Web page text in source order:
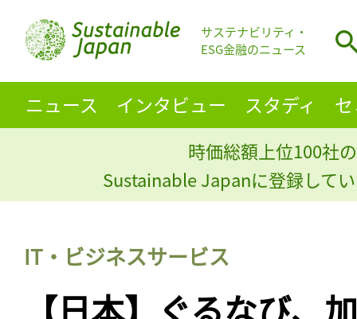
サステナビリティ・
ESG金融のニュース
ニュース インタビュー スタディ
時価総額上位100社
Sustainable Japanに登録して
IT・ビジネスサービス
【日本】ぐるなび、